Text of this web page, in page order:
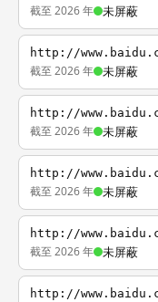
截至 2026 年 未屏蔽
http://
截至 2026 年 未屏蔽
http://
截至 2026 年 未屏蔽
http://
截至 2026 年 未屏蔽
http://
截至 2026 年 未屏蔽
http://